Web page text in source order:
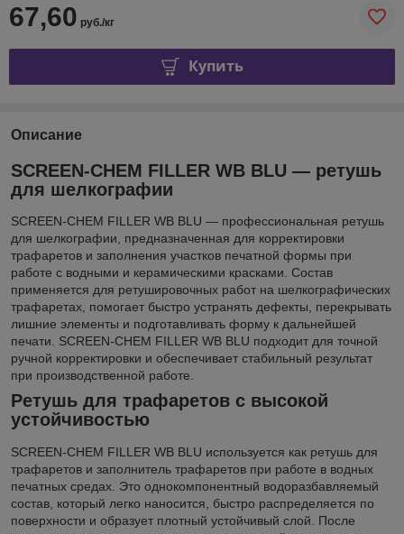
67,60 руб./кг
Купить
Описание
SCREEN-CHEM FILLER WB BLU — ретушь
для шелкографии
SCREEN-CHEM FILLER WB BLU — профессиональная ретушь
для шелкографии, предназначенная для корректировки
трафаретов и заполнения участков печатной формы при
работе с водными и керамическими красками. Состав
применяется для ретушировочных работ на шелкографических
трафаретах, помогает быстро устранять дефекты, перекрывать
лишние элементы и подготавливать форму к дальнейшей
печати. SCREEN-CHEM FILLER WB BLU подходит для точной
ручной корректировки и обеспечивает стабильный результат
при производственной работе.
Ретушь для трафаретов с высокой
устойчивостью
SCREEN-CHEM FILLER WB BLU используется как ретушь для
трафаретов и заполнитель трафаретов при работе в водных
печатных средах. Это однокомпонентный водоразбавляемый
состав, который легко наносится, быстро распределяется по
поверхности и образует плотный устойчивый слой. После